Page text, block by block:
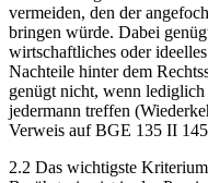
vermeiden, den der
bringen würde. Dabei
wirtschaftliches oder
Nachteile hinter dem
genügt nicht, wenn
jedermann treffen
Verweis auf BGE 135 II
2.2 Das wichtigste